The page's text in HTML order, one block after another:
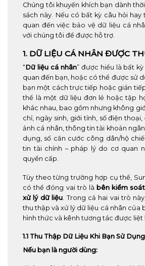
Chúng tôi khuyến khích bạn dành
sách này. Nếu có bất kỳ câu hỏi
quan đến việc bảo vệ dữ liệu cá
với chúng tôi để được hỗ trợ.
1. DỮ LIỆU CÁ NHÂN ĐƯỢC
“ Dữ liệu cá nhân” được hiểu là bất
quan đến bạn, hoặc có thể được sử
bạn một cách trực tiếp hoặc gián
thể là một dữ liệu đơn lẻ hoặc tập
khác nhau, bao gồm nhưng không
chỉ, ngày sinh, giới tính, số điện
ảnh cá nhân, thông tin tài khoản
dụng, số căn cước công dân/hộ
tin tài chính – pháp lý do cơ quan
quyền cấp.
Tùy theo từng trường hợp cụ thể,
có thể đóng vai trò là bên kiểm
xử lý dữ liệu . Trong cả hai vai trò
thu thập và xử lý dữ liệu cá nhân của
hình thức và kênh tương tác được liệt
1.1 Thu Thập Dữ Liệu Khi Bạn Sử
Nếu bạn là người dùng: